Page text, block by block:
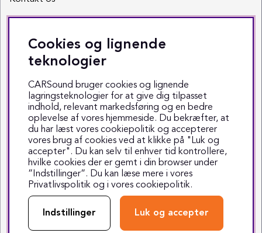
Sociale medier
Facebook
Instagram
Youtube
TikTok
Copyright © 1999-2025 CARSound
Middelfartvej 3 - 5000 Odense C - Tlf. 70 70 70 47
Cookies og lignende
teknologier
CARSound bruger cookies og lignende
lagringsteknologier for at give dig tilpasset
indhold, relevant markedsføring og en bedre
oplevelse af vores hjemmeside. Du bekræfter, at
du har læst vores cookiepolitik og accepterer
vores brug af cookies ved at klikke på "Luk og
accepter". Du kan selv til enhver tid kontrollere,
hvilke cookies der er gemt i din browser under
”Indstillinger”. Du kan læse mere i vores
Privatlivspolitik og i vores cookiepolitik.
Indstillinger Luk og accepter